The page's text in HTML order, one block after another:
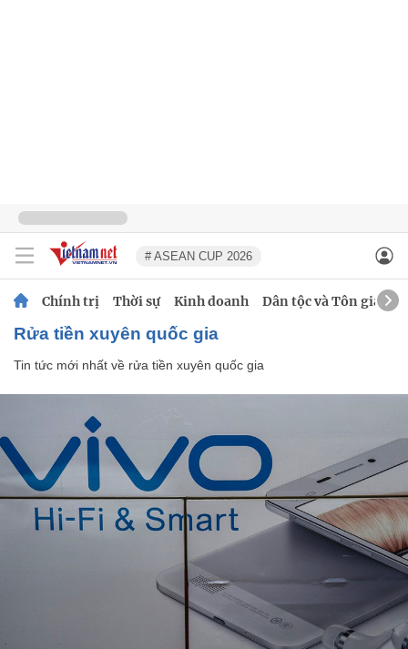
# ASEAN CUP 2026
Chính trị Thời sự Kinh doanh Dân tộc và Tôn giáo
rửa tiền xuyên quốc gia
Tin tức mới nhất về rửa tiền xuyên quốc gia